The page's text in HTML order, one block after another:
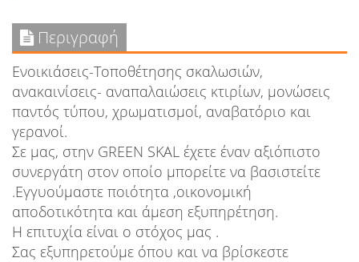
Περιγραφή
Ενοικιάσεις-Τοποθέτησης σκαλωσιών,
ανακαινίσεις- αναπαλαιώσεις κτιρίων, μονώσεις
παντός τύπου, χρωματισμοί, αναβατόριο και
γερανοί.
Σε μας, στην GREEN SKAL έχετε έναν αξιόπιστο
συνεργάτη στον οποίο μπορείτε να βασιστείτε
.Εγγυούμαστε ποιότητα ,οικονομική
αποδοτικότητα και άμεση εξυπηρέτηση.
Η επιτυχία είναι ο στόχος μας .
Σας εξυπηρετούμε όπου και να βρίσκεστε